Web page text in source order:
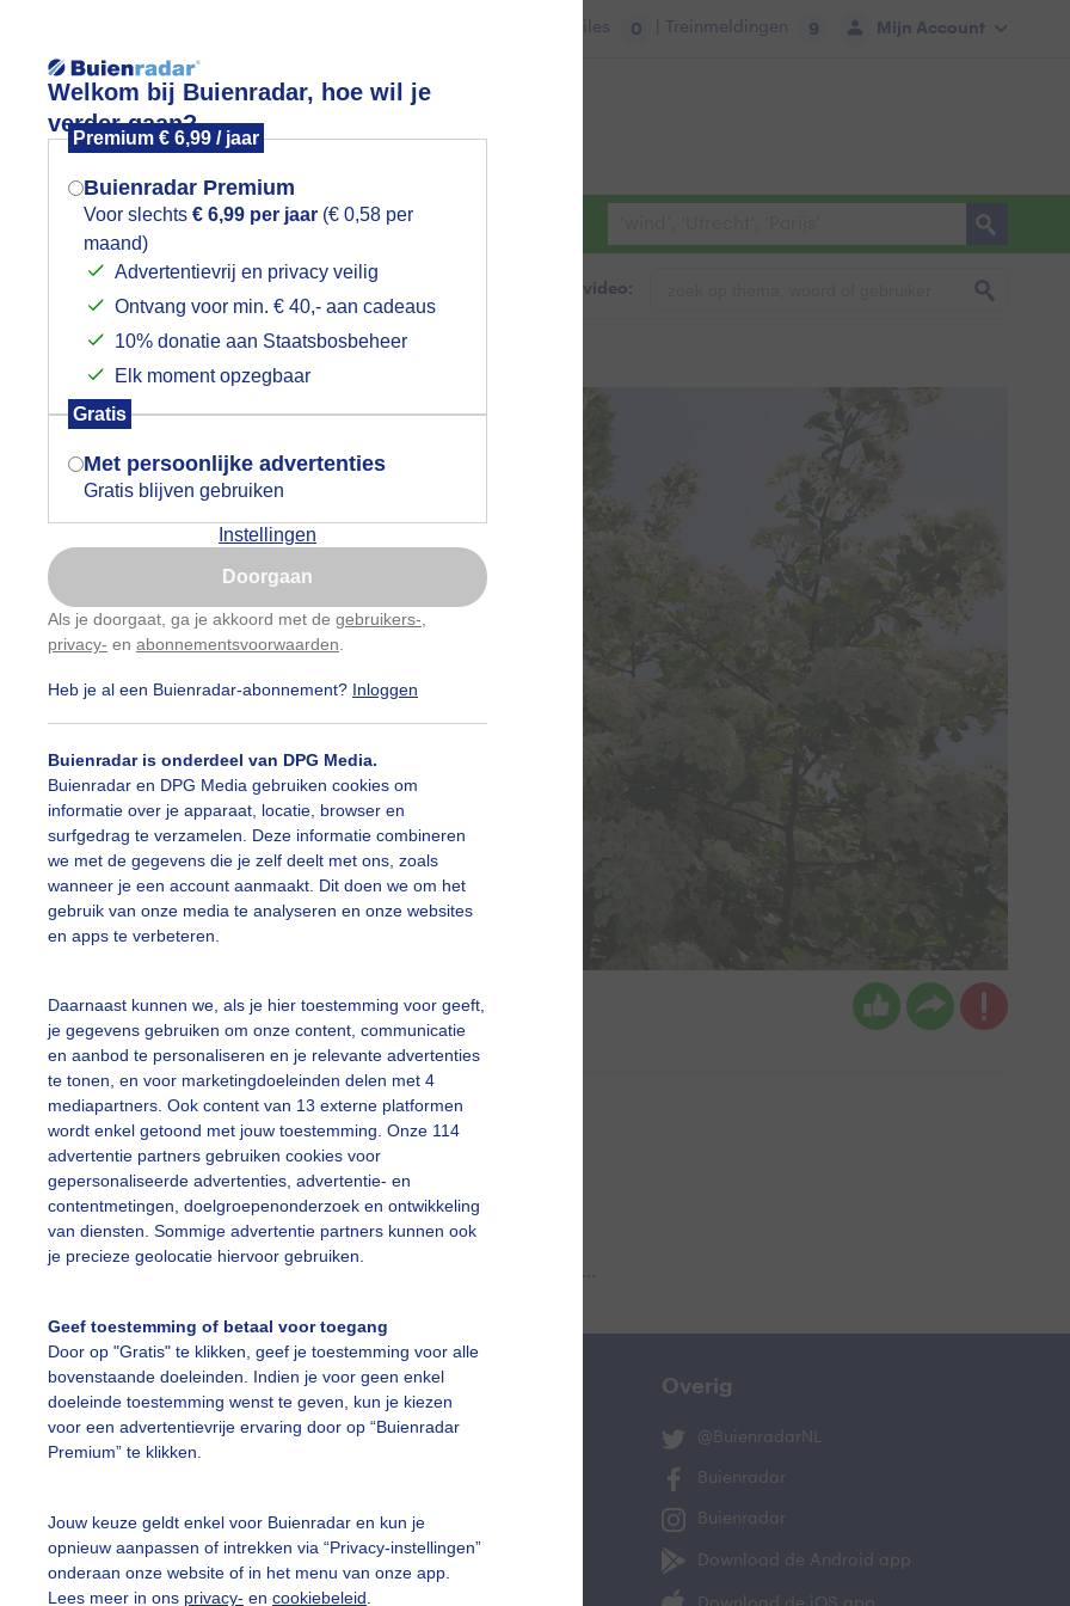
Welkom bij Buienradar, hoe wil je
verder gaan?
Premium € 6,99 / jaar
Buienradar Premium
Voor slechts € 6,99 per jaar (€ 0,58 per
maand)
Advertentievrij en privacy veilig
Ontvang voor min. € 40,- aan cadeaus
10% donatie aan Staatsbosbeheer
Elk moment opzegbaar
Gratis
Met persoonlijke advertenties
Gratis blijven gebruiken
Instellingen
Doorgaan
Als je doorgaat, ga je akkoord met de gebruikers-
privacy- en abonnementsvoorwaarden
Heb je al een Buienradar-abonnement? Inloggen
Buienradar is onderdeel van DPG Media.
Buienradar en DPG Media gebruiken cookies om
informatie over je apparaat, locatie, browser en
surfgedrag te verzamelen. Deze informatie combineren
we met de gegevens die je zelf deelt met ons, zoals
wanneer je een account aanmaakt. Dit doen we om het
gebruik van onze media te analyseren en onze websites
en apps te verbeteren.
Daarnaast kunnen we, als je hier toestemming voor geeft,
je gegevens gebruiken om onze content, communicatie
en aanbod te personaliseren en je relevante advertenties
te tonen, en voor marketingdoeleinden delen met 4
mediapartners. Ook content van 13 externe platformen
wordt enkel getoond met jouw toestemming. Onze 114
advertentie partners gebruiken cookies voor
gepersonaliseerde advertenties, advertentie- en
contentmetingen, doelgroepenonderzoek en ontwikkeling
van diensten. Sommige advertentie partners kunnen ook
je precieze geolocatie hiervoor gebruiken.
Geef toestemming of betaal voor toegang
Door op "Gratis" te klikken, geef je toestemming voor alle
bovenstaande doeleinden. Indien je voor geen enkel
doeleinde toestemming wenst te geven, kun je kiezen
voor een advertentievrije ervaring door op “Buienradar
Premium” te klikken.
Jouw keuze geldt enkel voor Buienradar en kun je
opnieuw aanpassen of intrekken via “Privacy-instellingen”
onderaan onze website of in het menu van onze app.
Lees meer in ons privacy- en cookiebeleid
Mijn Account
Files 0 | Treinmeldingen 9
Foto en video Weerzine
Zoeken in foto & video:
Nely V Frankenhuijzen Gemaakt: 10-05-2026, 73x bekeken
slideshow
vragen
Mijn weer
De Bilt
Overig
@BuienradarNL
Buienradar
Buienradar
Download de Android app
Mogen we je locatie gebruiken voor
het weer?
Indien je hier nog geen akkoord op hebt
gegeven, verschijnt er zo een pop-up uit
je browser waarin deze toestemming
gevraagd wordt.
Is goed, toon de popup
Nu niet, misschien later
Gebruik je Safari en wil je niet elke dag deze pop-up
Klikhierom dit aan te passen